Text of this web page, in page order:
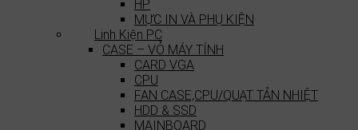
HP
MỰC IN VÀ PHỤ KIỆN
Linh Kiện PC
CASE – VỎ MÁY TÍNH
CARD VGA
CPU
FAN CASE,CPU/QUẠT TẢN NHIỆT
HDD & SSD
MAINBOARD